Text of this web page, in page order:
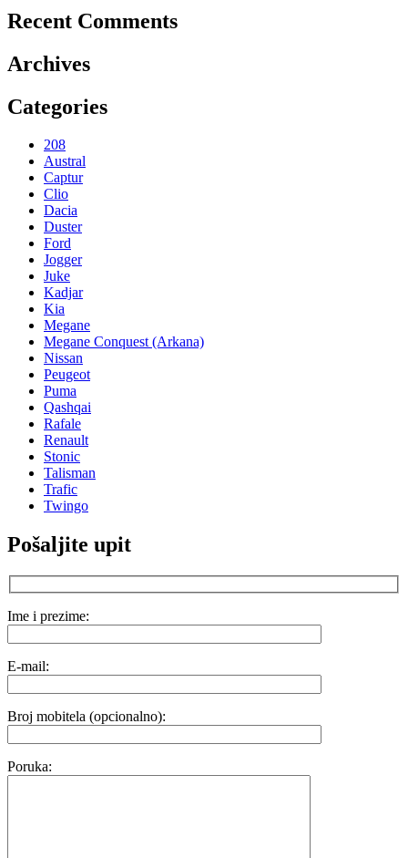
Recent Comments
Archives
Categories
208
Austral
Captur
Clio
Dacia
Duster
Ford
Jogger
Juke
Kadjar
Kia
Megane
Megane Conquest (Arkana)
Nissan
Peugeot
Puma
Qashqai
Rafale
Renault
Stonic
Talisman
Trafic
Twingo
Pošaljite upit
Ime i prezime:
E-mail:
Broj mobitela (opcionalno):
Poruka: